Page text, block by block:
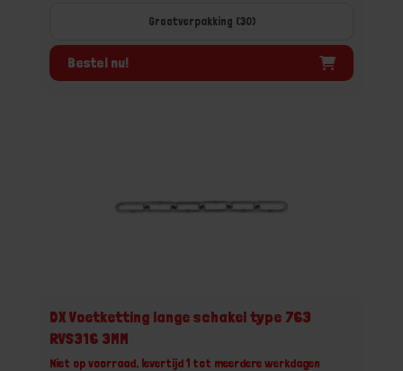
Grootverpakking (30)
Bestel nu!
DX Voetketting lange schakel type 763
RVS316 3MM
Niet op voorraad, levertijd 1 tot meerdere werkdagen